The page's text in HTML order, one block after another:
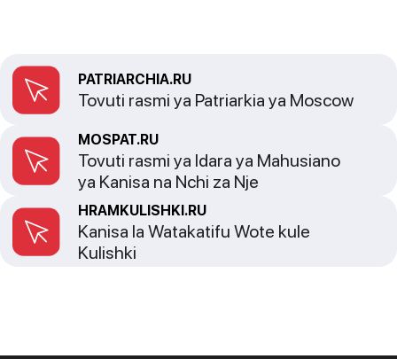
PATRIARCHIA.RU
Tovuti rasmi ya Patriarkia ya Moscow
MOSPAT.RU
Tovuti rasmi ya Idara ya Mahusiano
ya Kanisa na Nchi za Nje
HRAMKULISHKI.RU
Kanisa la Watakatifu Wote kule
Kulishki